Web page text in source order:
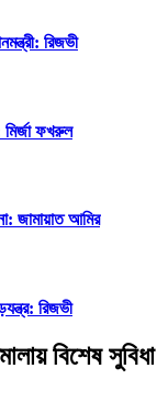
রিজভী
ফখরুল
জামায়াত আমির
রিজভী
বিশেষ সুবিধা